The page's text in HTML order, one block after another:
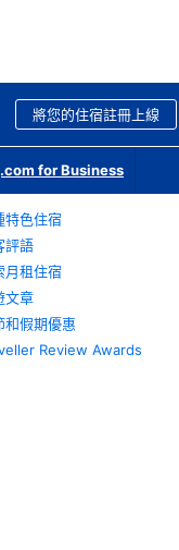
將您的住宿註冊上線
for Business
特色住宿
評語
月租住宿
文章
和假期優惠
Review Awards